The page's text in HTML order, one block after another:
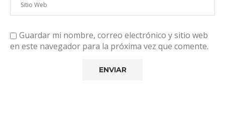
Guardar mi nombre, correo electrónico y sitio web
en este navegador para la próxima vez que comente.